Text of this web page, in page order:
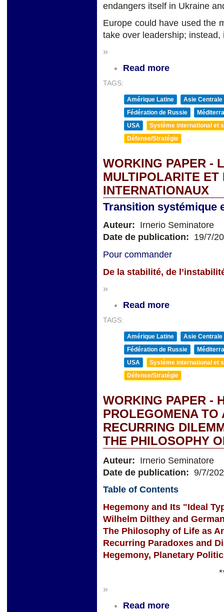
endangers itself in Ukraine
Europe could have used the
take over leadership;
»
Read more
TAGS:
Amérique Latine
Asie Centrale
Fédération de Russie
USA
Système international et
Défense/Stratégie
WORKING PAPER -
MULTIPOLARITE
INTERNATIONAUX
Transition systémique
Auteur: Irnerio Seminatore
Date de publication: 19/7/
Pour commander
De la stabilité, de
»
Read more
TAGS:
Amérique Latine
Asie Centrale
Fédération de Russie
USA
Système international et
Défense/Stratégie
WORKING PAPER -
PROLEGOMENA TO
RECURRING
THE PHILOSOPHY
Auteur: Irnerio Seminatore
Date de publication: 9/7/
Table of Contents
Hegemony and Its "Ideal
Wilhelm Dilthey and
The Philosophy of Life as
Recurring Paradoxes and
Hegemony, Planetary
»
Read more